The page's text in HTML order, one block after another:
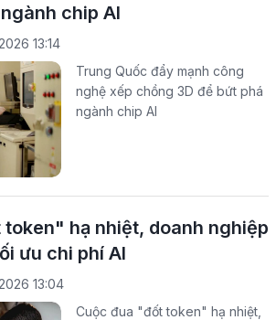
chip AI
13:14
Trung Quốc đẩy mạnh công
nghệ xếp chồng 3D để bứt phá
ngành chip AI
hạ nhiệt, doanh nghiệp
ưu chi phí AI
13:04
Cuộc đua "đốt token" hạ nhiệt,